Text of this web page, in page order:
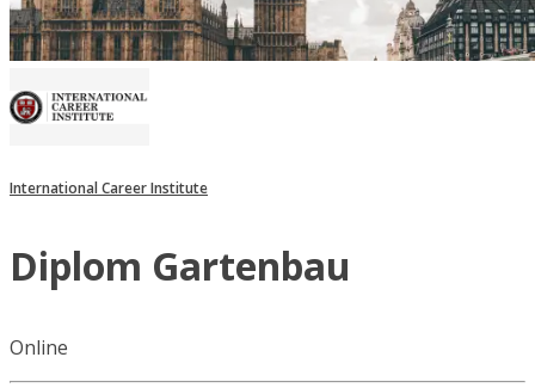
International Career Institute
Diplom Gartenbau
Online